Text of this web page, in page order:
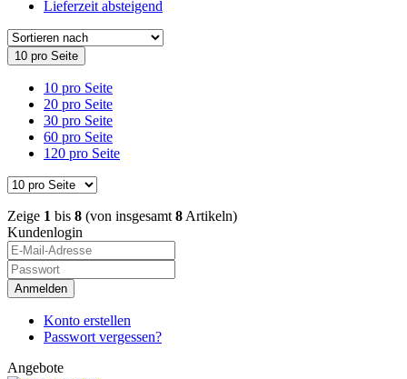
Lieferzeit absteigend
10 pro Seite
10 pro Seite
20 pro Seite
30 pro Seite
60 pro Seite
120 pro Seite
Zeige 1 bis 8 (von insgesamt 8 Artikeln)
Kundenlogin
Anmelden
Konto erstellen
Passwort vergessen?
Angebote